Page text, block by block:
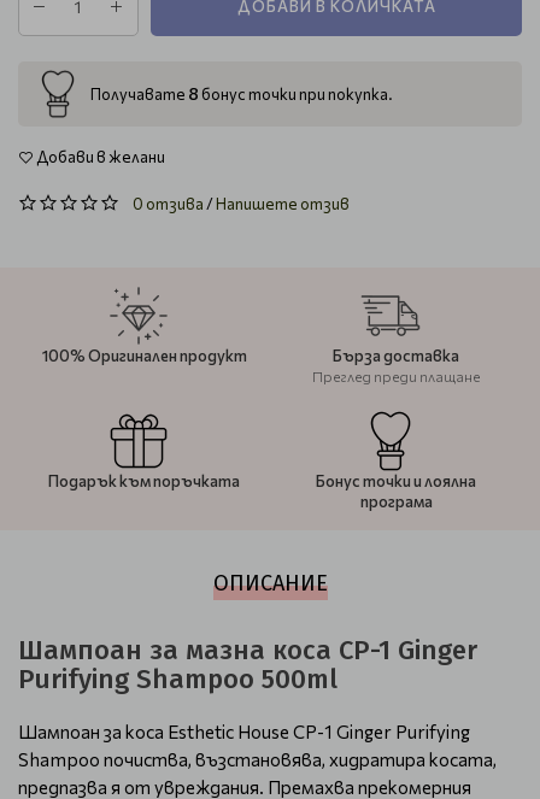
ДОБАВИ В КОЛИЧКАТА
Получавате 8 бонус точки при покупка.
Добави в желани
0 отзива/Напишете отзив
100% Оригинален продукт Бърза доставка
Преглед преди плащане
Подарък към поръчката
Бонус точки и лоялна
програма
ОПИСАНИЕ
Шампоан за мазна коса CP-1 Ginger
Purifying Shampoo 500ml
Шампоан за коса Esthetic House CP-1 Ginger Purifying
Shampoo почиства, възстановява, хидратира косата,
предпазва я от увреждания. Премахва прекомерния